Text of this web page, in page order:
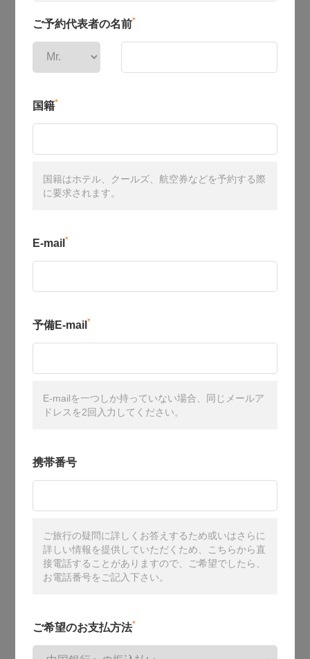
ご予約代表者の名前*
国籍*
国籍はホテル、クールズ、航空券などを予約する際
に要求されます。
E-mail *
予備E-mail *
E-mailを一つしか持っていない場合、同じメールア
ドレスを2回入力してください。
携帯番号
ご旅行の疑問に詳しくお答えするため或いはさらに
詳しい情報を提供していただくため、こちらから直
接電話することがありますので、ご希望でしたら、
お電話番号をご記入下さい。
ご希望のお支払方法*